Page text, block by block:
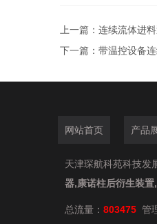
上一篇： 连续流体进
下一篇： 带温控设备
网站首页 产品
天津琛航科苑科技发
器,康诺柱后衍生装
总流量： 803475 管